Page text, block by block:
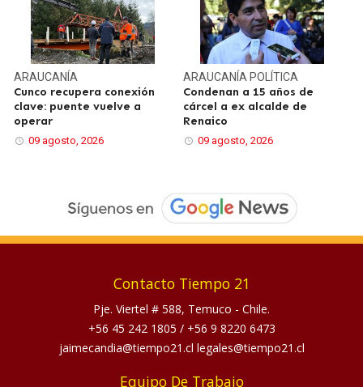
ARAUCANÍA
Cunco recupera conexión
clave: puente vuelve a
operar
09 agosto, 2026
ARAUCANÍA POLÍTICA
Condenan a 15 años de
cárcel a ex alcalde de
Renaico
09 agosto, 2026
Contacto Tiempo 21
Pje. Viertel # 588, Temuco - Chile.
+56 45 242 1805 / +56 9 8220 6473
jaimecandia@tiempo21.cl legales@tiempo21.cl
Equipo De Trabajo